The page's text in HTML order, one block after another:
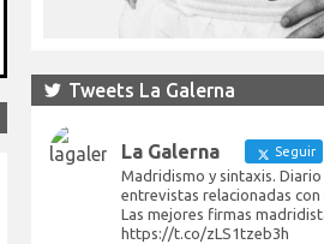
Tweets La Galerna
La Galerna Seguir
Madridismo y sintaxis.
entrevistas relacionadas con
Las mejores firmas
https://t.co/zLS1tzeb3h